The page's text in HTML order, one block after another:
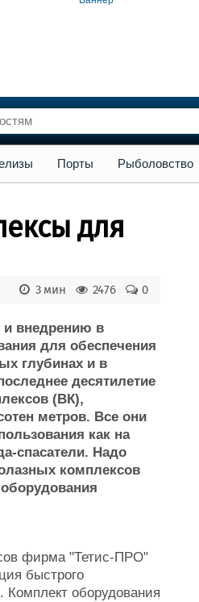
Флот
Форум
Порты Рыболовство
для
0
2476
3 мин
и внедрению в
для обеспечения
глубинах и в
десятилетие
(ВК),
метров. Все они
как на
спасатели. Надо
комплексов
фирма "Тетис-ПРО"
быстрого
Комплект оборудования